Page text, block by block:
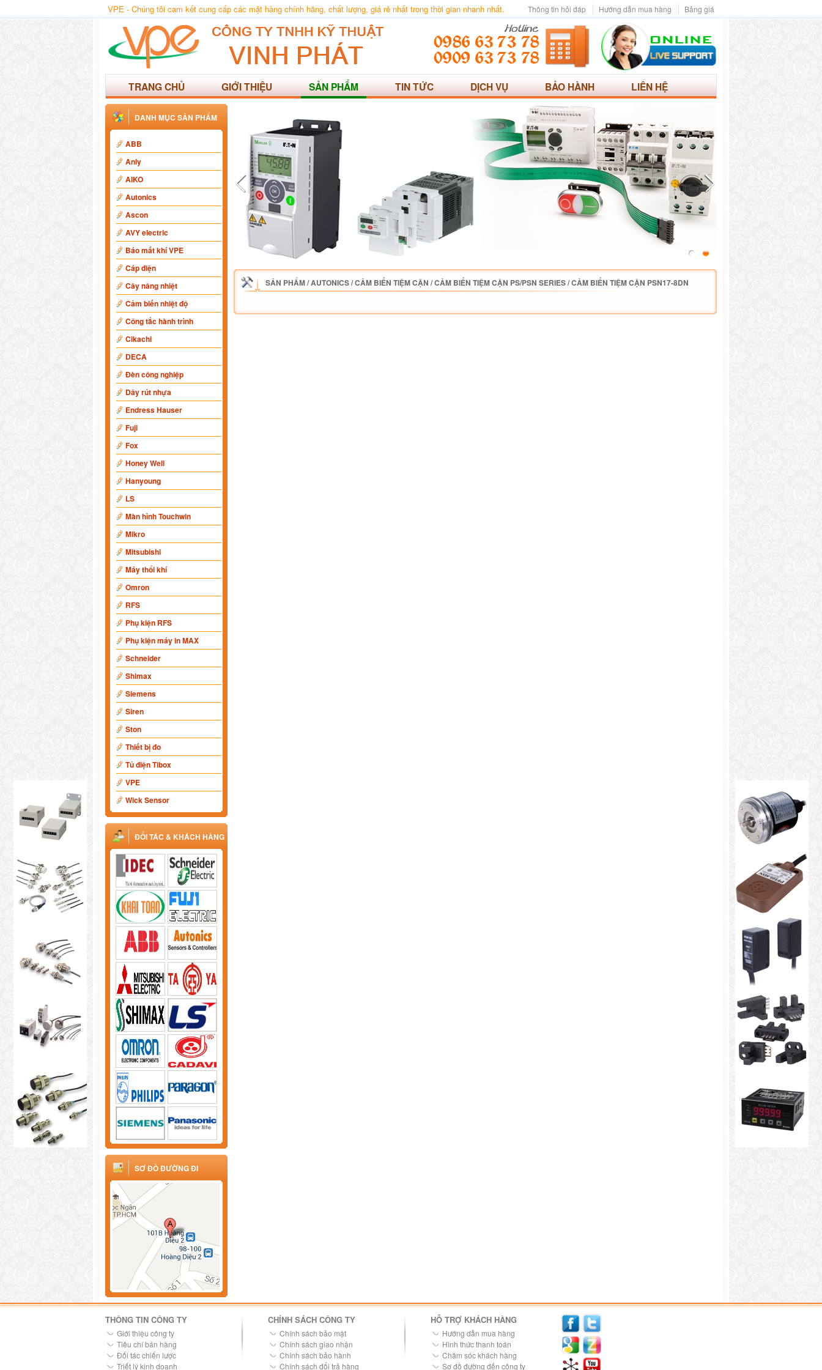
VPE - Chúng tôi cam kết cung cấp các mặt hàng chính hãng, chất lượng, giá rẻ nhất trong thời gian nhanh nhất. Bảng giá
Hướng dẫn mua hàng
Thông tin hỏi đáp
TRANG CHỦ GIỚI THIỆU SẢN PHẨM TIN TỨC DỊCH VỤ BẢO HÀNH LIÊN HỆ
DANH MỤC SẢN PHẨM
ABB
Anly
AIKO
Autonics
Ascon
AVY electric
Báo mất khí VPE
Cáp điện
Cây nâng nhiệt
Cảm biến nhiệt độ
Công tắc hành trình
Cikachi
DECA
Đèn công nghiệp
Dây rút nhựa
Endress Hauser
Fuji
Fox
Honey Well
Hanyoung
LS
Màn hình Touchwin
Mikro
Mitsubishi
Máy thổi khí
Omron
RFS
Phụ kiện RFS
Phụ kiện máy in MAX
Schneider
Shimax
Siemens
Siren
Ston
Thiết bị đo
Tủ điện Tibox
VPE
Wick Sensor
ĐỐI TÁC & KHÁCH HÀNG
SƠ ĐỒ ĐƯỜNG ĐI
SẢN PHẨM/AUTONICS/CẢM BIẾN TIỆM CẬN /CẢM BIẾN TIỆM CẬN PS/PSN SERIES/CẢM BIẾN TIỆM CẬN PSN17-8DN
THÔNG TIN CÔNG TY
Giới thiệu công ty
Tiêu chí bán hàng
Đối tác chiến lược
Triết lý kinh doanh
CHÍNH SÁCH CÔNG TY
Chính sách bảo mật
Chính sách giao nhận
Chính sách bảo hành
Chính sách đổi trả hàng
HỖ TRỢ KHÁCH HÀNG
Hướng dẫn mua hàng
Hình thức thanh toán
Chăm sóc khách hàng
Sơ đồ đường đến công ty